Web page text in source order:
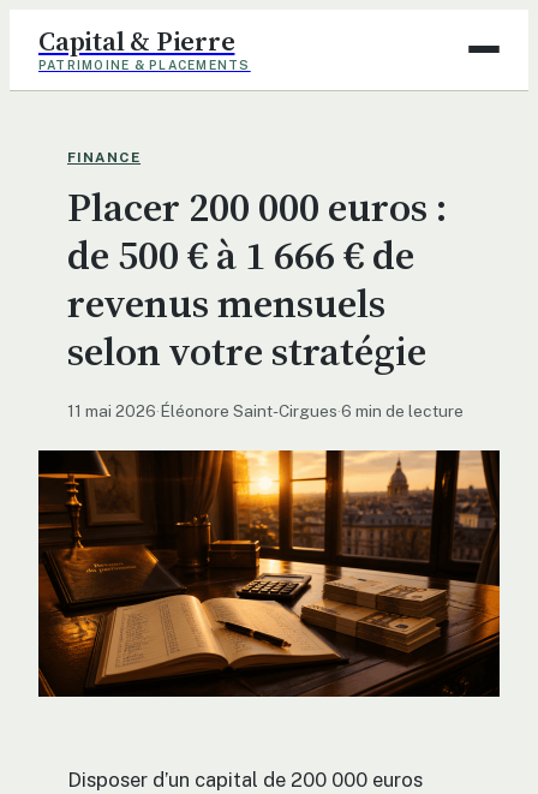
Capital & Pierre
PATRIMOINE & PLACEMENTS
Finance
Immobilier
Maison
Déco
FINANCE
Placer 200 000 euros :
de 500 € à 1 666 € de
revenus mensuels
selon votre stratégie
11 mai 2026·Éléonore Saint-Cirgues·6 min de lecture
Disposer d’un capital de 200 000 euros